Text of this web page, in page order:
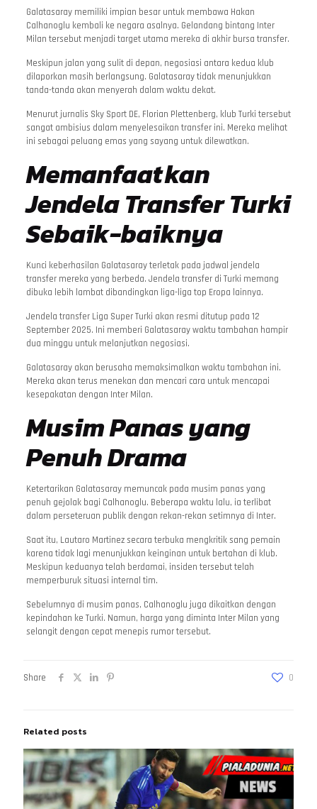
Galatasaray memiliki impian besar untuk membawa Hakan
Calhanoglu kembali ke negara asalnya. Gelandang bintang Inter
Milan tersebut menjadi target utama mereka di akhir bursa transfer.
Meskipun jalan yang sulit di depan, negosiasi antara kedua klub
dilaporkan masih berlangsung. Galatasaray tidak menunjukkan
tanda-tanda akan menyerah dalam waktu dekat.
Menurut jurnalis Sky Sport DE, Florian Plettenberg, klub Turki tersebut
sangat ambisius dalam menyelesaikan transfer ini. Mereka melihat
ini sebagai peluang emas yang sayang untuk dilewatkan.
Memanfaatkan
Jendela Transfer Turki
Sebaik-baiknya
Kunci keberhasilan Galatasaray terletak pada jadwal jendela
transfer mereka yang berbeda. Jendela transfer di Turki memang
dibuka lebih lambat dibandingkan liga-liga top Eropa lainnya.
Jendela transfer Liga Super Turki akan resmi ditutup pada 12
September 2025. Ini memberi Galatasaray waktu tambahan hampir
dua minggu untuk melanjutkan negosiasi.
Galatasaray akan berusaha memaksimalkan waktu tambahan ini.
Mereka akan terus menekan dan mencari cara untuk mencapai
kesepakatan dengan Inter Milan.
Musim Panas yang
Penuh Drama
Ketertarikan Galatasaray memuncak pada musim panas yang
penuh gejolak bagi Calhanoglu. Beberapa waktu lalu, ia terlibat
dalam perseteruan publik dengan rekan-rekan setimnya di Inter.
Saat itu, Lautaro Martinez secara terbuka mengkritik sang pemain
karena tidak lagi menunjukkan keinginan untuk bertahan di klub.
Meskipun keduanya telah berdamai, insiden tersebut telah
memperburuk situasi internal tim.
Sebelumnya di musim panas, Calhanoglu juga dikaitkan dengan
kepindahan ke Turki. Namun, harga yang diminta Inter Milan yang
selangit dengan cepat menepis rumor tersebut.
Share 0
Related posts